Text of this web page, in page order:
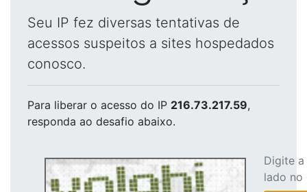
Seu IP fez diversas tentativas de
acessos suspeitos a sites hospedados
conosco.
Para liberar o acesso do IP 216.73.217.59,
responda ao desafio abaixo.
Digite
lado no